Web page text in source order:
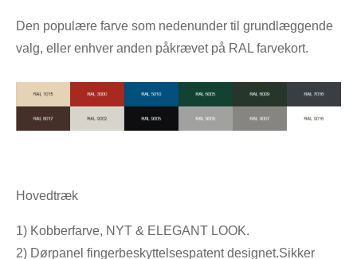
Den populære farve som nedenunder til grundlæggende
valg, eller enhver anden påkrævet på RAL farvekort.
Hovedtræk
1) Kobberfarve, NYT & ELEGANT LOOK.
2) Dørpanel fingerbeskyttelsespatent designet.Sikker